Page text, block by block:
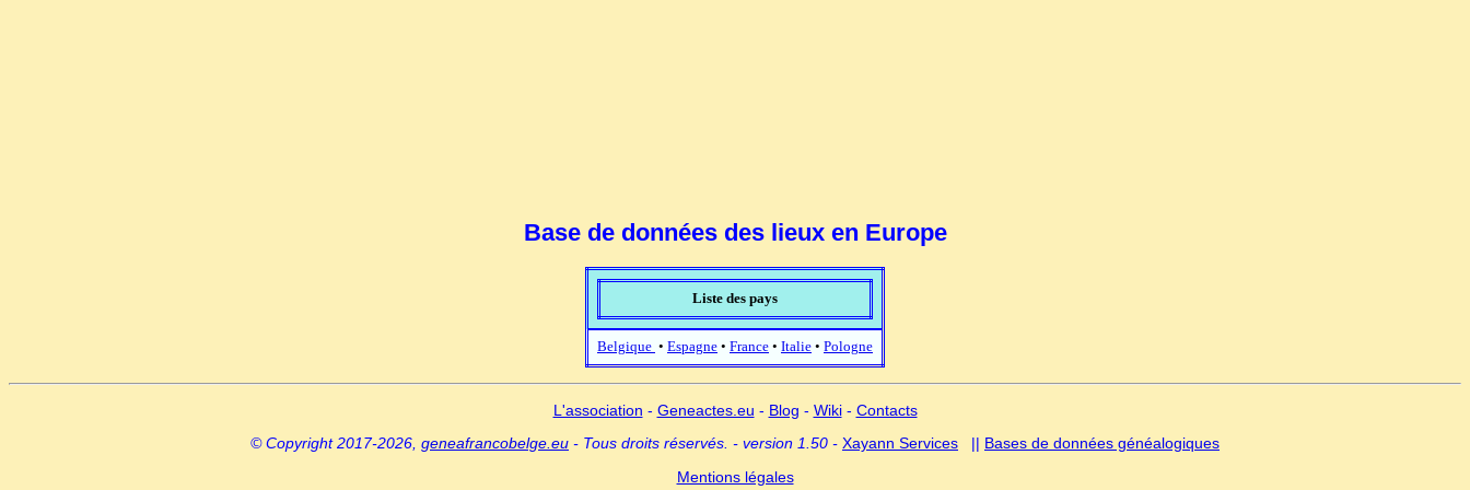
Base de données des lieux en Europe
Liste des pays
Belgique • Espagne • France • Italie • Pologne
L'association - Geneactes.eu - Blog - Wiki- Contacts
© Copyright 2017-2026, geneafrancobelge.eu - Tous droits réservés. - version 1.50 - Xayann Services || Bases de données généalogiques
Mentions légales